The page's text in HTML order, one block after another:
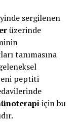
sergilenen
üzerinde
tanımasına
peptiti
için bu